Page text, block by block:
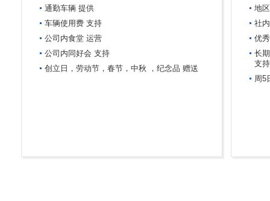
通勤车辆 提供
车辆使用费 支持
公司内食堂 运营
公司内同好会 支持
创立日，劳动节，春节，中秋 ，纪念品 赠送
地
社
优
长
支持
周5